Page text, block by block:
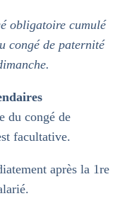
obligatoire cumulé
congé de paternité
du congé de
facultative.
après la 1re